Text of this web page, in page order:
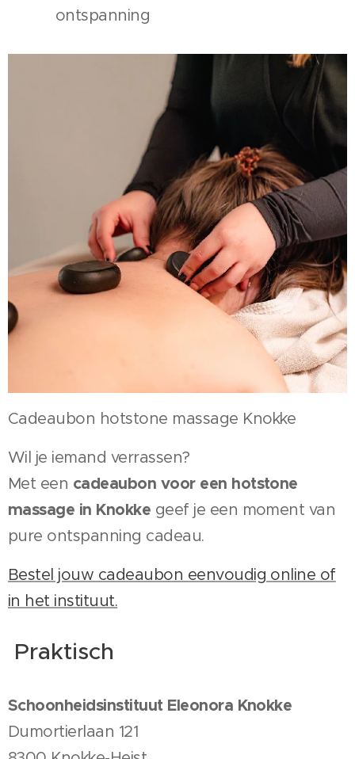
ontspanning
Cadeaubon hotstone massage Knokke
Wil je iemand verrassen?
Met een cadeaubon voor een hotstone
massage in Knokke geef je een moment van
pure ontspanning cadeau.
Bestel jouw cadeaubon eenvoudig online of
in het instituut.
Praktisch
Schoonheidsinstituut Eleonora Knokke
Dumortierlaan 121